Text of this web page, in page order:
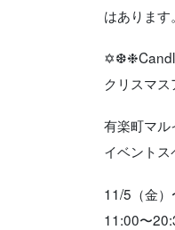
はあります。
クリスマ
有楽町マ
イベントス
11/5（金）
11:00〜